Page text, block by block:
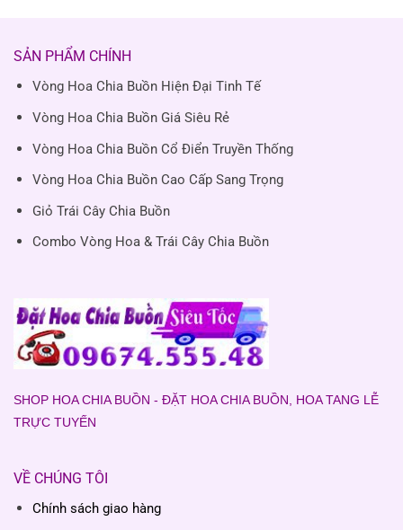
SẢN PHẨM CHÍNH
Vòng Hoa Chia Buồn Hiện Đại Tinh Tế
Vòng Hoa Chia Buồn Giá Siêu Rẻ
Vòng Hoa Chia Buồn Cổ Điển Truyền Thống
Vòng Hoa Chia Buồn Cao Cấp Sang Trọng
Giỏ Trái Cây Chia Buồn
Combo Vòng Hoa & Trái Cây Chia Buồn
SHOP HOA CHIA BUỒN - ĐẶT HOA CHIA BUỒN, HOA TANG LỄ
TRỰC TUYẾN
VỀ CHÚNG TÔI
Chính sách giao hàng